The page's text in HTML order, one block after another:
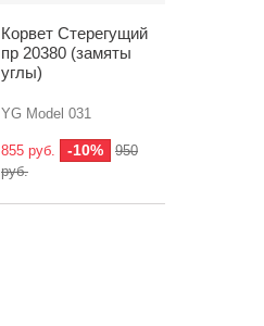
Корвет Стерегущий
пр 20380 (замяты
углы)
YG Model 031
855 руб. -10%
950
руб.